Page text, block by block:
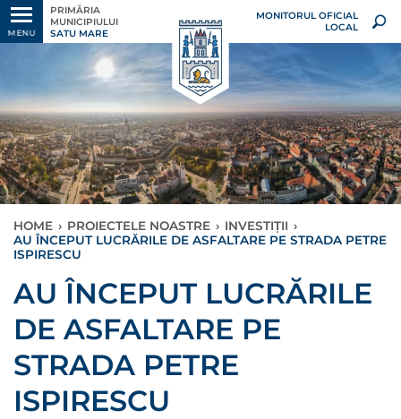
MENU
PRIMĂRIA
MUNICIPIULUI
SATU MARE
MONITORUL OFICIAL
LOCAL
HOME › PROIECTELE NOASTRE › INVESTIȚII ›
AU ÎNCEPUT LUCRĂRILE DE ASFALTARE PE STRADA PETRE
ISPIRESCU
AU ÎNCEPUT LUCRĂRILE
DE ASFALTARE PE
STRADA PETRE
ISPIRESCU